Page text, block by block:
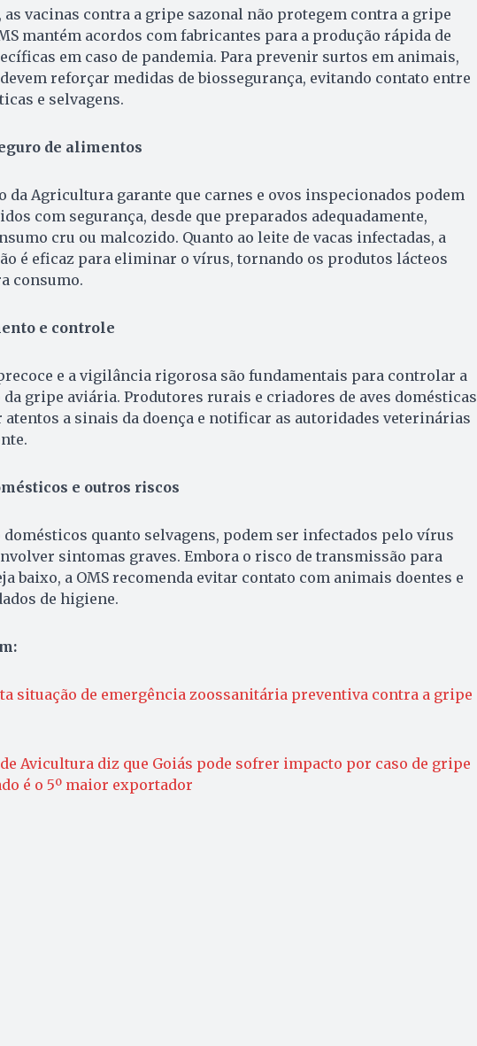
as vacinas contra a gripe sazonal não protegem contra a gripe
mantém acordos com fabricantes para a produção rápida de
em caso de pandemia. Para prevenir surtos em animais,
reforçar medidas de biossegurança, evitando contato entre
e selvagens.
de alimentos
da Agricultura garante que carnes e ovos inspecionados podem
com segurança, desde que preparados adequadamente,
cru ou malcozido. Quanto ao leite de vacas infectadas, a
é eficaz para eliminar o vírus, tornando os produtos lácteos
consumo.
e controle
e a vigilância rigorosa são fundamentais para controlar a
da gripe aviária. Produtores rurais e criadores de aves domésticas
atentos a sinais da doença e notificar as autoridades veterinárias
e outros riscos
domésticos quanto selvagens, podem ser infectados pelo vírus
sintomas graves. Embora o risco de transmissão para
baixo, a OMS recomenda evitar contato com animais doentes e
de higiene.
situação de emergência zoossanitária preventiva contra a gripe
Avicultura diz que Goiás pode sofrer impacto por caso de gripe
é o 5º maior exportador